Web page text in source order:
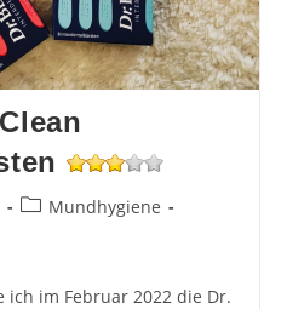
Beitrags-
Mundhygiene
im Februar 2022 die Dr.